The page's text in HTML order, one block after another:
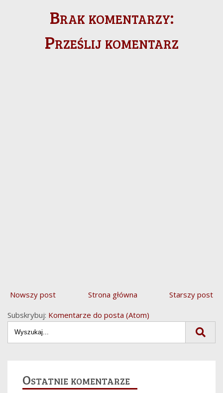
Brak komentarzy:
Prześlij komentarz
Nowszy post Starszy post
Strona główna
Subskrybuj: Komentarze do posta (Atom)
Ostatnie komentarze